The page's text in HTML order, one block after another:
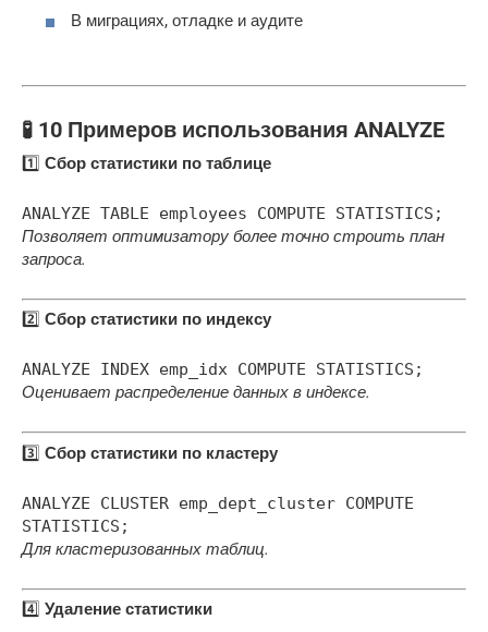
В миграциях, отладке и аудите
🧪 10 Примеров использования ANALYZE
1️⃣ Сбор статистики по таблице
ANALYZE TABLE employees COMPUTE STATISTICS;
Позволяет оптимизатору более точно строить план
запроса.
2️⃣ Сбор статистики по индексу
ANALYZE INDEX emp_idx COMPUTE STATISTICS;
Оценивает распределение данных в индексе.
3️⃣ Сбор статистики по кластеру
ANALYZE CLUSTER emp_dept_cluster COMPUTE
STATISTICS;
Для кластеризованных таблиц.
4️⃣ Удаление статистики